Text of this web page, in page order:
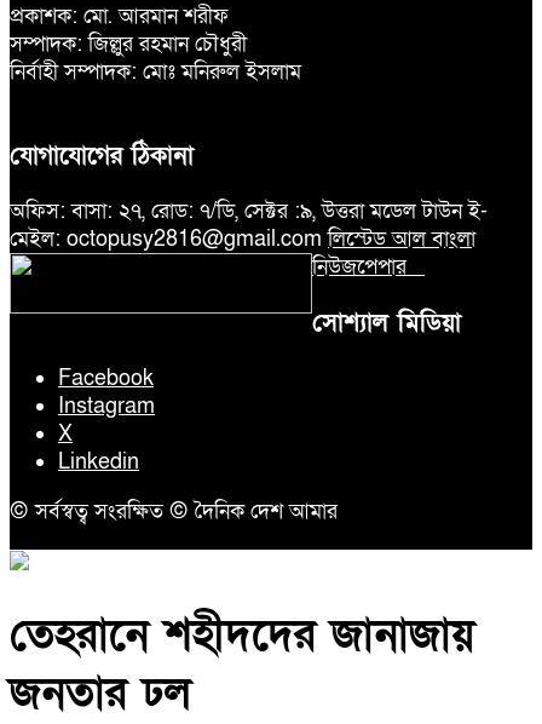
প্রকাশক: মো. আরমান শরীফ
সম্পাদক: জিল্লুর রহমান চৌধুরী
নির্বাহী সম্পাদক: মোঃ মনিরুল ইসলাম
যোগাযোগের ঠিকানা
অফিস: বাসা: ২৭, রোড: ৭/ডি, সেক্টর :৯, উত্তরা মডেল টাউন ই-
মেইল: octopusy2816@gmail.comলিস্টেড আল বাংলা
নিউজপেপার
সোশ্যাল মিডিয়া
Facebook
Instagram
X
Linkedin
© সর্বস্বত্ব সংরক্ষিত © দৈনিক দেশ আমার
তেহরানে শহীদদের জানাজায়
জনতার ঢল